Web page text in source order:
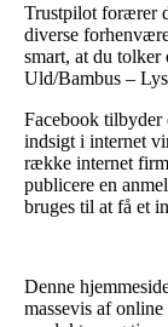
Trustpilot forærer
diverse
smart, at du tolker
Uld/Bambus –
Facebook tilbyder
indsigt i internet
række internet
publicere en
bruges til at få et
Denne
massevis af